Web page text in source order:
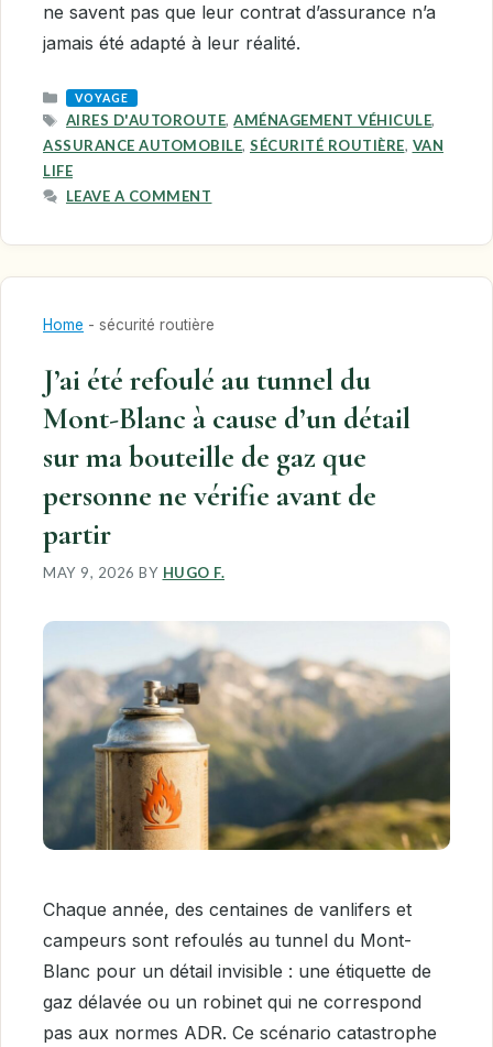
ne savent pas que leur contrat d’assurance n’a
jamais été adapté à leur réalité.
CATEGORIES
VOYAGE
TAGS
AIRES D'AUTOROUTE,AMÉNAGEMENT VÉHICULE,
ASSURANCE AUTOMOBILE, SÉCURITÉ ROUTIÈRE, VAN
LIFE
LEAVE A COMMENT
Home - sécurité routière
J’ai été refoulé au tunnel du
Mont-Blanc à cause d’un détail
sur ma bouteille de gaz que
personne ne vérifie avant de
partir
MAY 9, 2026 BY HUGO F.
Chaque année, des centaines de vanlifers et
campeurs sont refoulés au tunnel du Mont-
Blanc pour un détail invisible : une étiquette de
gaz délavée ou un robinet qui ne correspond
pas aux normes ADR. Ce scénario catastrophe